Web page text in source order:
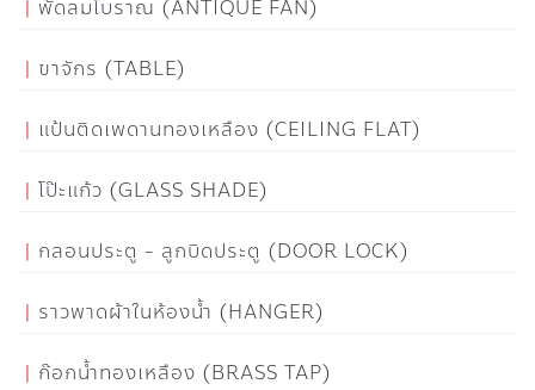
พัดลมโบราณ (ANTIQUE FAN)
ขาจักร (TABLE)
แป้นติดเพดานทองเหลือง (CEILING FLAT)
โป๊ะแก้ว (GLASS SHADE)
กลอนประตู - ลูกบิดประตู (DOOR LOCK)
ราวพาดผ้าในห้องน้ำ (HANGER)
ก๊อกน้ำทองเหลือง (BRASS TAP)